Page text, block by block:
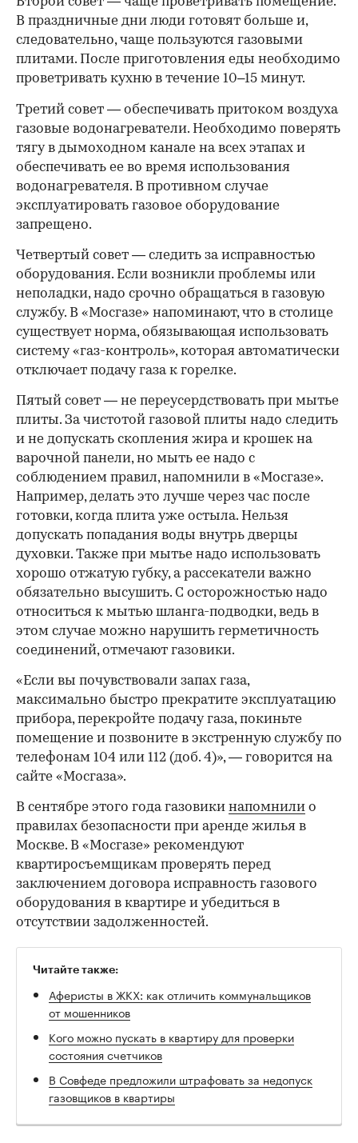
В праздничные дни люди готовят больше и,
следовательно, чаще пользуются газовыми
плитами. После приготовления еды необходимо
проветривать кухню в течение 10–15 минут.
Третий совет — обеспечивать притоком воздуха
газовые водонагреватели. Необходимо поверять
тягу в дымоходном канале на всех этапах и
обеспечивать ее во время использования
водонагревателя. В противном случае
эксплуатировать газовое оборудование
запрещено.
Четвертый совет — следить за исправностью
оборудования. Если возникли проблемы или
неполадки, надо срочно обращаться в газовую
службу. В «Мосгазе» напоминают, что в столице
существует норма, обязывающая использовать
систему «газ-контроль», которая автоматически
отключает подачу газа к горелке.
Пятый совет — не переусердствовать при мытье
плиты. За чистотой газовой плиты надо следить
и не допускать скопления жира и крошек на
варочной панели, но мыть ее надо с
соблюдением правил, напомнили в «Мосгазе».
Например, делать это лучше через час после
готовки, когда плита уже остыла. Нельзя
допускать попадания воды внутрь дверцы
духовки. Также при мытье надо использовать
хорошо отжатую губку, а рассекатели важно
обязательно высушить. С осторожностью надо
относиться к мытью шланга-подводки, ведь в
этом случае можно нарушить герметичность
соединений, отмечают газовики.
«Если вы почувствовали запах газа,
максимально быстро прекратите эксплуатацию
прибора, перекройте подачу газа, покиньте
помещение и позвоните в экстренную службу по
телефонам 104 или 112 (доб. 4)», — говорится на
сайте «Мосгаза».
В сентябре этого года газовики напомнили о
правилах безопасности при аренде жилья в
Москве. В «Мосгазе» рекомендуют
квартиросъемщикам проверять перед
заключением договора исправность газового
оборудования в квартире и убедиться в
отсутствии задолженностей.
Читайте также:
Аферисты в ЖКХ: как отличить коммунальщиков
от мошенников
Кого можно пускать в квартиру для проверки
состояния счетчиков
В Совфеде предложили штрафовать за недопуск
газовщиков в квартиры